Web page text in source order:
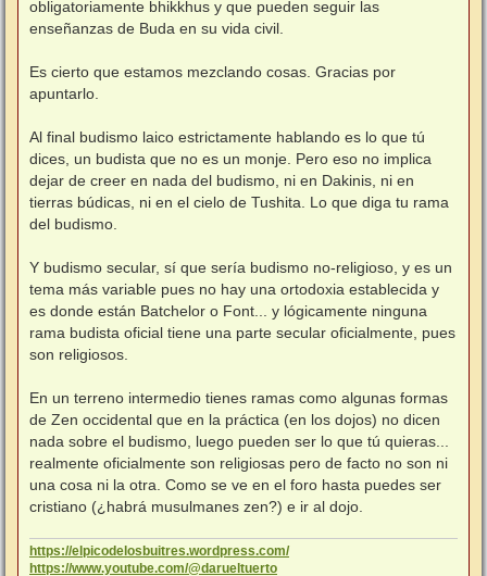
e
obligatoriamente bhikkhus y que pueden seguir las
enseñanzas de Buda en su vida civil.
Es cierto que estamos mezclando cosas. Gracias por
apuntarlo.
Al final budismo laico estrictamente hablando es lo que tú
dices, un budista que no es un monje. Pero eso no implica
dejar de creer en nada del budismo, ni en Dakinis, ni en
tierras búdicas, ni en el cielo de Tushita. Lo que diga tu rama
del budismo.
Y budismo secular, sí que sería budismo no-religioso, y es un
tema más variable pues no hay una ortodoxia establecida y
es donde están Batchelor o Font... y lógicamente ninguna
rama budista oficial tiene una parte secular oficialmente, pues
son religiosos.
En un terreno intermedio tienes ramas como algunas formas
de Zen occidental que en la práctica (en los dojos) no dicen
nada sobre el budismo, luego pueden ser lo que tú quieras...
realmente oficialmente son religiosas pero de facto no son ni
una cosa ni la otra. Como se ve en el foro hasta puedes ser
cristiano (¿habrá musulmanes zen?) e ir al dojo.
https://elpicodelosbuitres.wordpress.com/
https://www.youtube.com/@darueltuerto